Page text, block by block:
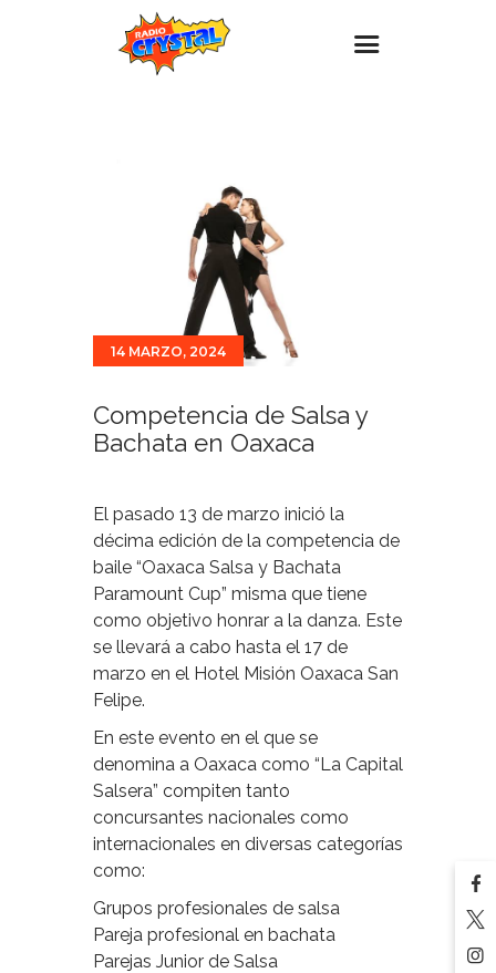
Promociones
Contacto
14 MARZO, 2024
Competencia de Salsa y
Bachata en Oaxaca
El pasado 13 de marzo inició la
décima edición de la competencia de
baile “Oaxaca Salsa y Bachata
Paramount Cup” misma que tiene
como objetivo honrar a la danza. Este
se llevará a cabo hasta el 17 de
marzo en el Hotel Misión Oaxaca San
Felipe.
En este evento en el que se
denomina a Oaxaca como “La Capital
Salsera” compiten tanto
concursantes nacionales como
internacionales en diversas categorías
como:
Grupos profesionales de salsa
Pareja profesional en bachata
Parejas Junior de Salsa